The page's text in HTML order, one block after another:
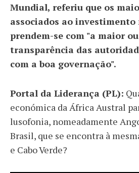
Mundial, referiu que os
associados ao
prendem-se com "a maior
transparência das
com a boa governação".
Portal da Liderança (PL):
económica da África Austral
lusofonia, nomeadamente
Brasil, que se encontra à
e Cabo Verde?